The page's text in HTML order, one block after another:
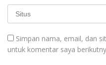
Simpan nama, email, dan
untuk komentar saya